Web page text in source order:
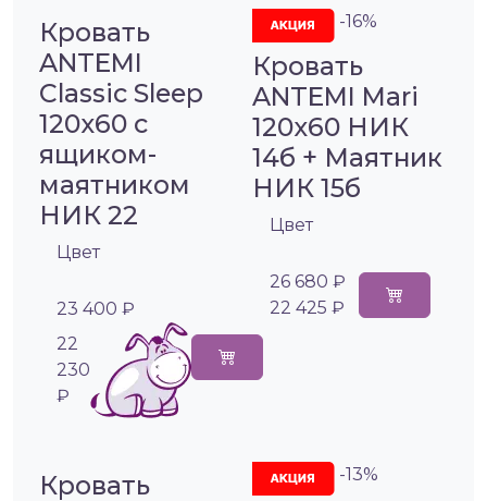
Кровать
ANTEMI
Classic Sleep
120х60 с
ящиком-
маятником
НИК 22
Цвет
23 400 ₽
22
230
₽
-16%
Кровать
ANTEMI Mari
120х60 НИК
14б + Маятник
НИК 15б
Цвет
26 680 ₽
22 425 ₽
Кровать
-13%